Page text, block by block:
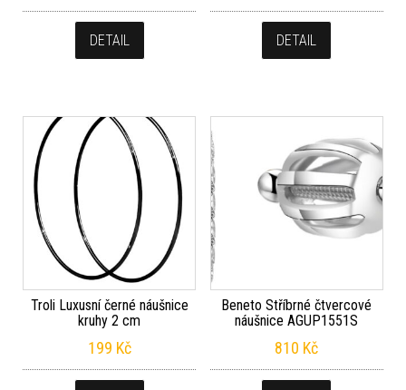
DETAIL DETAIL
Troli Luxusní černé náušnice
kruhy 2 cm
199 Kč
Beneto Stříbrné čtvercové
náušnice AGUP1551S
810 Kč